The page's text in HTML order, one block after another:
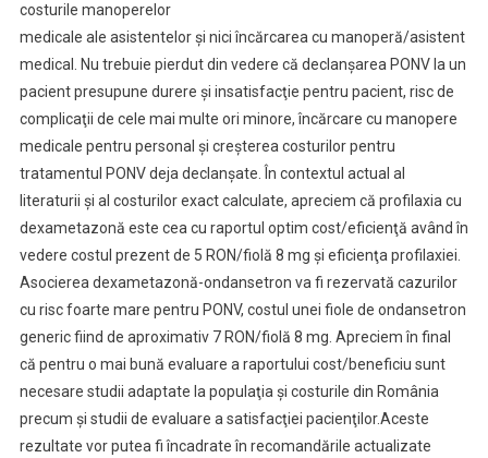
costurile manoperelor
medicale ale asistentelor şi nici încărcarea cu manoperă/asistent
medical. Nu trebuie pierdut din vedere că declanşarea PONV la un
pacient presupune durere şi insatisfacţie pentru pacient, risc de
complicaţii de cele mai multe ori minore, încărcare cu manopere
medicale pentru personal şi creşterea costurilor pentru
tratamentul PONV deja declanşate. În contextul actual al
literaturii şi al costurilor exact calculate, apreciem că profilaxia cu
dexametazonă este cea cu raportul optim cost/eficienţă având în
vedere costul prezent de 5 RON/fiolă 8 mg şi eficienţa profilaxiei.
Asocierea dexametazonă-ondansetron va fi rezervată cazurilor
cu risc foarte mare pentru PONV, costul unei fiole de ondansetron
generic fiind de aproximativ 7 RON/fiolă 8 mg. Apreciem în final
că pentru o mai bună evaluare a raportului cost/beneficiu sunt
necesare studii adaptate la populaţia şi costurile din România
precum şi studii de evaluare a satisfacţiei pacienţilor.Aceste
rezultate vor putea fi încadrate în recomandările actualizate